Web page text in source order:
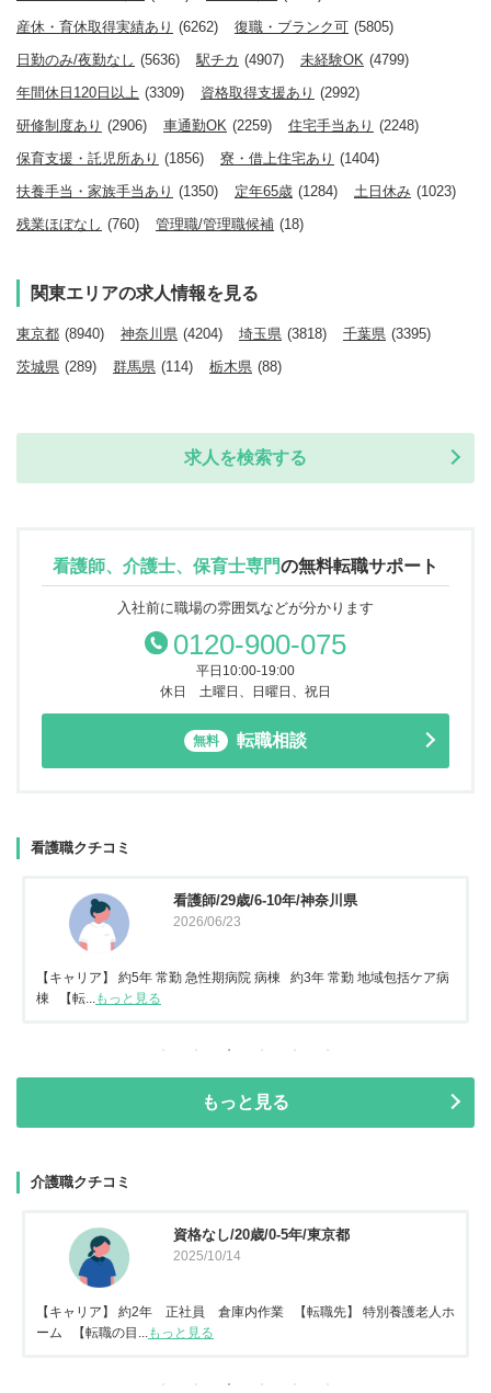
産休・育休取得実績あり (6262) 復職・ブランク可 (5805)
日勤のみ/夜勤なし (5636) 駅チカ (4907) 未経験OK (4799)
年間休日120日以上 (3309) 資格取得支援あり (2992)
研修制度あり (2906) 車通勤OK (2259) 住宅手当あり (2248)
保育支援・託児所あり (1856) 寮・借上住宅あり (1404)
扶養手当・家族手当あり (1350) 定年65歳 (1284) 土日休み (1023)
残業ほぼなし (760) 管理職/管理職候補 (18)
関東エリアの求人情報を見る
東京都 (8940) 神奈川県 (4204) 埼玉県 (3818) 千葉県 (3395)
茨城県 (289) 群馬県 (114) 栃木県 (88)
求人を検索する
看護師、介護士、保育士専門の無料転職サポート
入社前に職場の雰囲気などが分かります
0120-900-075
平日10:00-19:00
休日 土曜日、日曜日、祝日
無料 転職相談
看護職クチコミ
看護師/29歳/6-10年/神奈川県
2026/06/23
【キャリア】 約5年 常勤 急性期病院 病棟 約3年 常勤 地域包括ケア病
棟 【転...もっと見る
もっと見る
介護職クチコミ
資格なし/20歳/0-5年/東京都
2025/10/14
【キャリア】 約2年 正社員 倉庫内作業 【転職先】 特別養護老人ホ
ーム 【転職の目...もっと見る